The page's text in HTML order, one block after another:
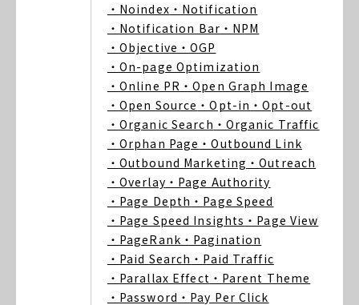
・Noindex ・Notification
・Notification Bar ・NPM
・Objective ・OGP
・On-page Optimization
・Online PR ・Open Graph Image
・Open Source ・Opt-in ・Opt-out
・Organic Search ・Organic Traffic
・Orphan Page ・Outbound Link
・Outbound Marketing ・Outreach
・Overlay ・Page Authority
・Page Depth ・Page Speed
・Page Speed Insights ・Page View
・PageRank ・Pagination
・Paid Search ・Paid Traffic
・Parallax Effect ・Parent Theme
・Password ・Pay Per Click